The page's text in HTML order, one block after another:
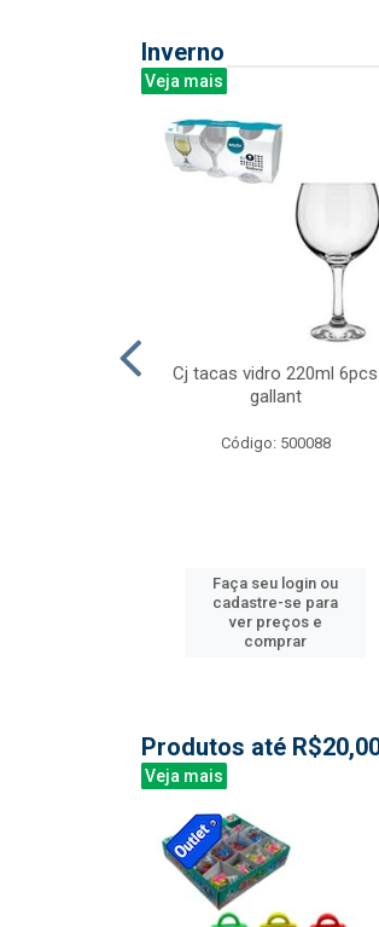
Inverno
Veja mais
Cj tacas vidro 220ml 6pcs
gallant
Código: 500088
Faça seu login ou
cadastre-se para
ver preços e
comprar
Produtos até
Veja mais